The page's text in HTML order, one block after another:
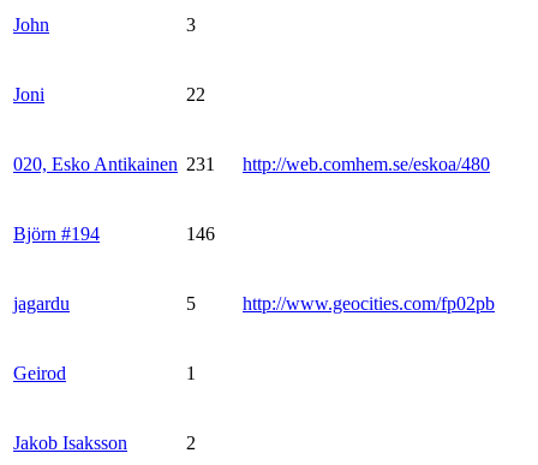
John 3
Joni 22
020, Esko Antikainen 231 http://web.comhem.se/eskoa/480
Björn #194 146
jagardu 5 http://www.geocities.com/fp02pb
Geirod 1
Jakob Isaksson 2